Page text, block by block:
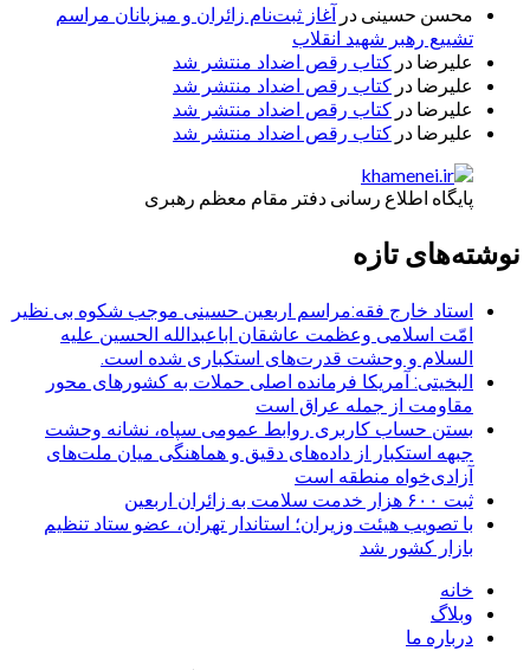
محسن حسینی در آغاز ثبت‌نام زائران و میزبانان مراسم
تشییع رهبر شهید انقلاب
علیرضا در کتاب رقص اضداد منتشر شد
علیرضا در کتاب رقص اضداد منتشر شد
علیرضا در کتاب رقص اضداد منتشر شد
علیرضا در کتاب رقص اضداد منتشر شد
پایگاه اطلاع رسانی دفتر مقام معظم رهبری
نوشته‌های تازه
استاد خارج فقه:مراسم اربعین حسینی موجب شکوه بی نظیر
امّت اسلامی وعظمت عاشقان اباعبدالله الحسین علیه
السلام و وحشت قدرت‌های استکباری شده است.
البخیتی: آمریکا فرمانده اصلی حملات به کشورهای محور
مقاومت از جمله عراق است
بستن حساب کاربری روابط عمومی سپاه، نشانه‌ وحشت
جبهه استکبار از داده‌های دقیق و هماهنگی میان ملت‌های
آزادی‌خواه منطقه است
ثبت ۶۰۰ هزار خدمت سلامت به زائران اربعین
با تصویب هیئت وزیران؛ استاندار تهران، عضو ستاد تنظیم
بازار کشور شد
خانه
وبلاگ
درباره ما